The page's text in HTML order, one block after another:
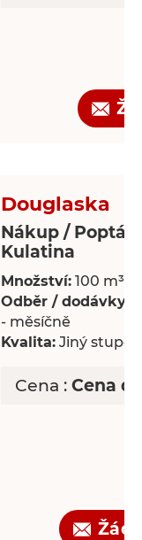
Douglaska
Nákup /
Kulatina
Množství: 100 m³
Odběr / dodávky:
- měsíčně
Kvalita: Jiný
Cena : Cena